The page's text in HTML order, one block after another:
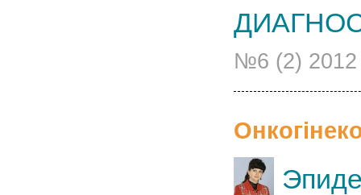
№6 (2) 2012